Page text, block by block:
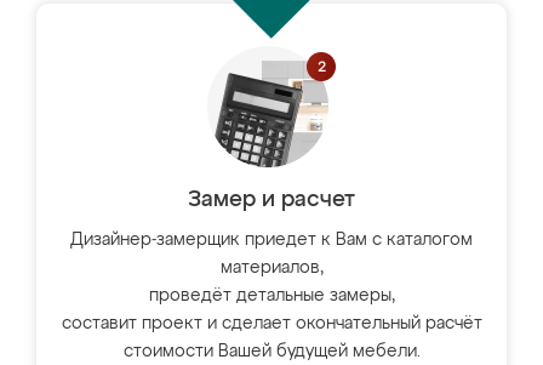
Замер и расчет
Дизайнер-замерщик приедет к Вам с каталогом
материалов,
проведёт детальные замеры,
составит проект и сделает окончательный расчёт
стоимости Вашей будущей мебели.